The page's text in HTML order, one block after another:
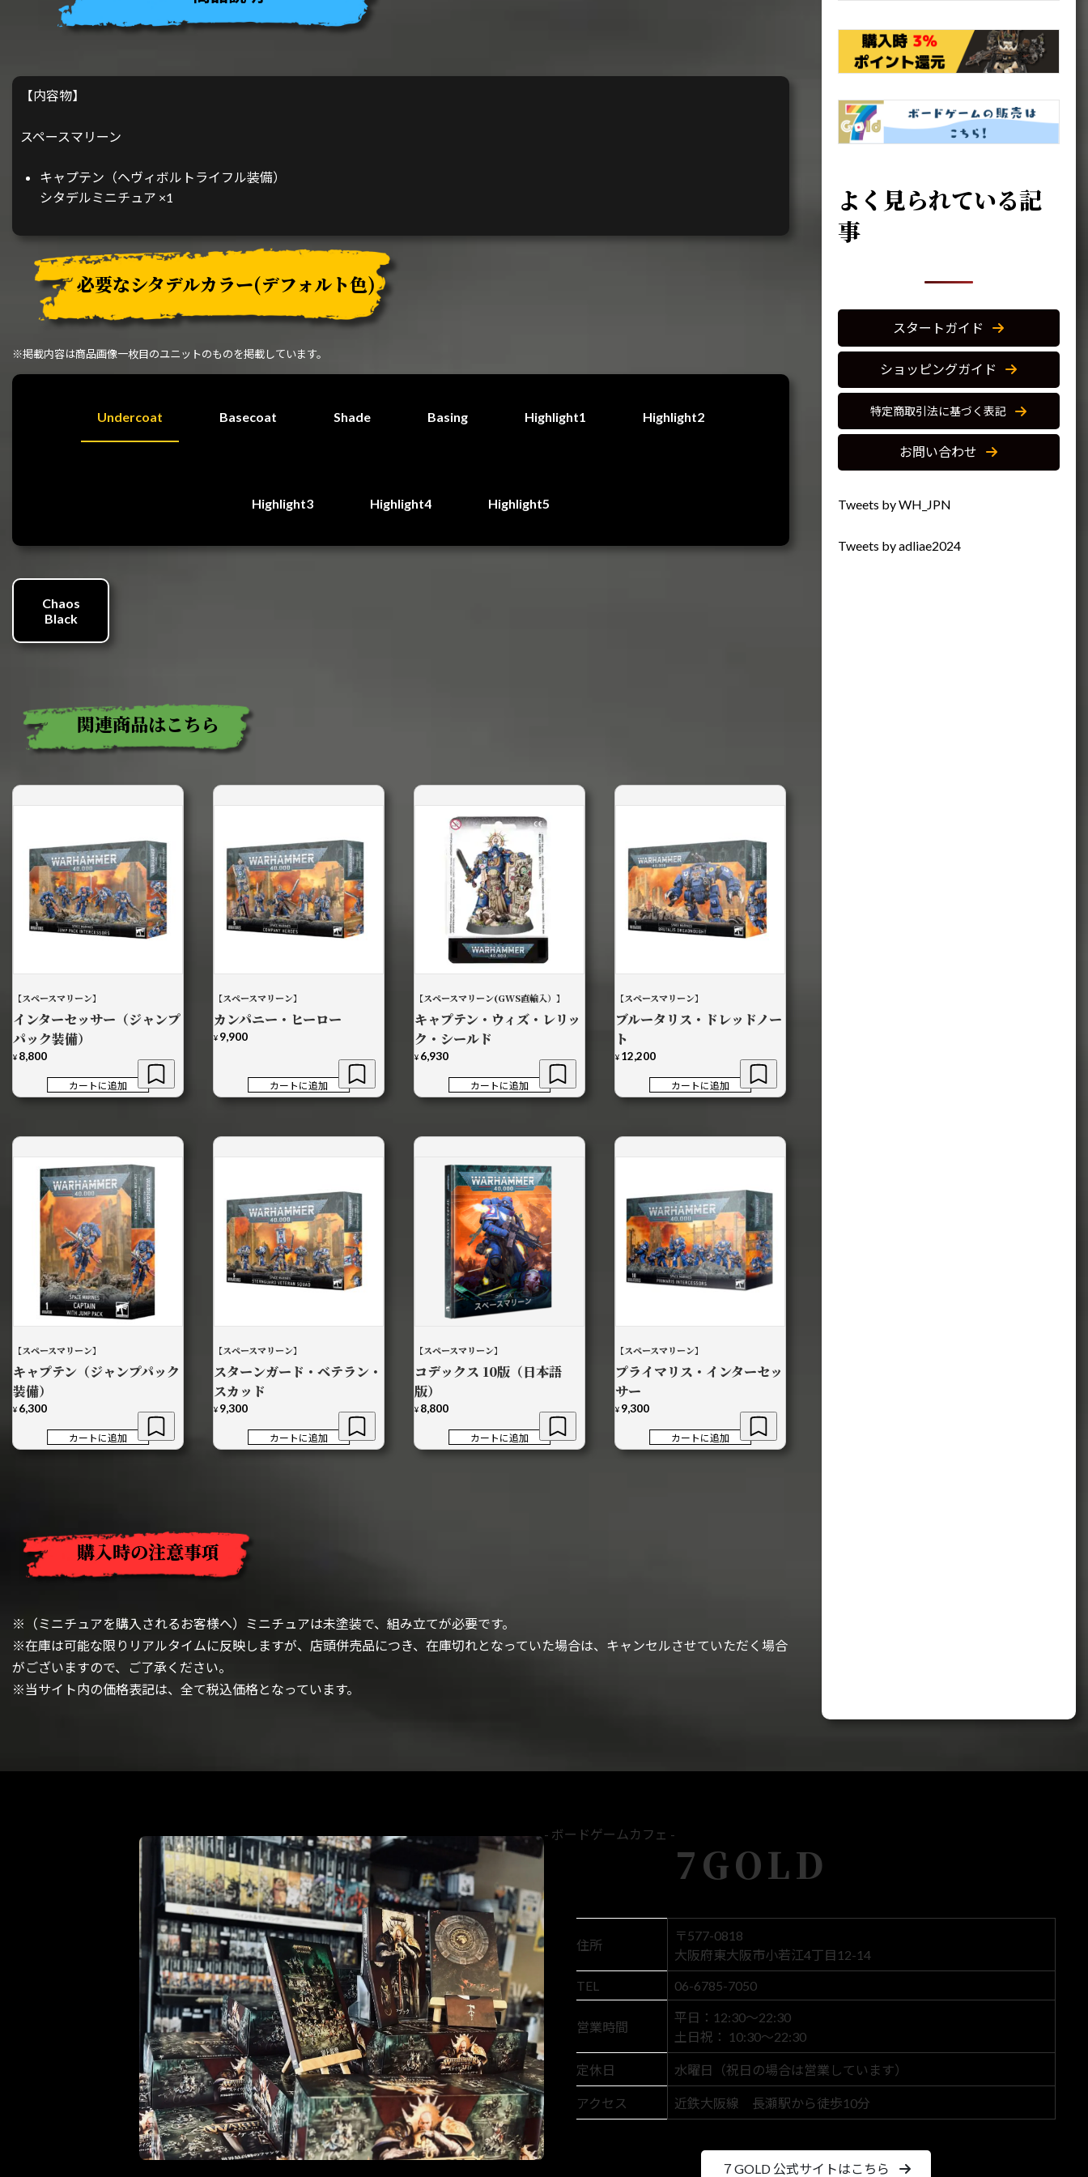
【内容物】
スペースマリーン
キャプテン（ヘヴィボルトライフル装備）
シタデルミニチュア ×1
必要なシタデルカラー(デフォルト色)
※掲載内容は商品画像一枚目のユニットのものを掲載しています。
Undercoat Basecoat Shade Basing Highlight1 Highlight2
Highlight3 Highlight4 Highlight5
Chaos
Black
関連商品はこちら
【スペースマリーン】
インターセッサー（ジャンプ
パック装備）
¥ 8,800
カートに追加
【スペースマリーン】
カンパニー・ヒーロー
¥ 9,900
カートに追加
【スペースマリーン(GWS直輸入）】
キャプテン・ウィズ・レリッ
ク・シールド
¥ 6,930
カートに追加
【スペースマリーン】
ブルータリス・ドレッドノー
ト
¥ 12,200
カートに追加
【スペースマリーン】
キャプテン（ジャンプパック
装備）
¥ 6,300
カートに追加
【スペースマリーン】
スターンガード・ベテラン・
スカッド
¥ 9,300
カートに追加
【スペースマリーン】
コデックス 10版（日本語
版）
¥ 8,800
カートに追加
【スペースマリーン】
プライマリス・インターセッ
サー
¥ 9,300
カートに追加
購入時の注意事項
※（ミニチュアを購入されるお客様へ）ミニチュアは未塗装で、組み立てが必要です。
※在庫は可能な限りリアルタイムに反映しますが、店頭併売品につき、在庫切れとなっていた場合は、キャンセルさせていただく場合
がございますので、ご了承ください。
※当サイト内の価格表記は、全て税込価格となっています。
よく見られている記
事
スタートガイド
ショッピングガイド
特定商取引法に基づく表記
お問い合わせ
Tweets by WH_JPN
Tweets by adliae2024
- ボードゲームカフェ -
7GOLD
住所
〒577-0818
大阪府東大阪市小若江4丁目12-14
TEL
06-6785-7050
営業時間
平日：12:30～22:30
土日祝： 10:30～22:30
定休日 水曜日（祝日の場合は営業しています）
アクセス 近鉄大阪線 長瀬駅から徒歩10分
７GOLD 公式サイトはこちら